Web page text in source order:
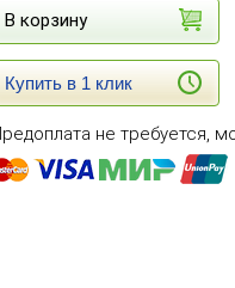
В корзину
Купить в 1 клик
не требуется,